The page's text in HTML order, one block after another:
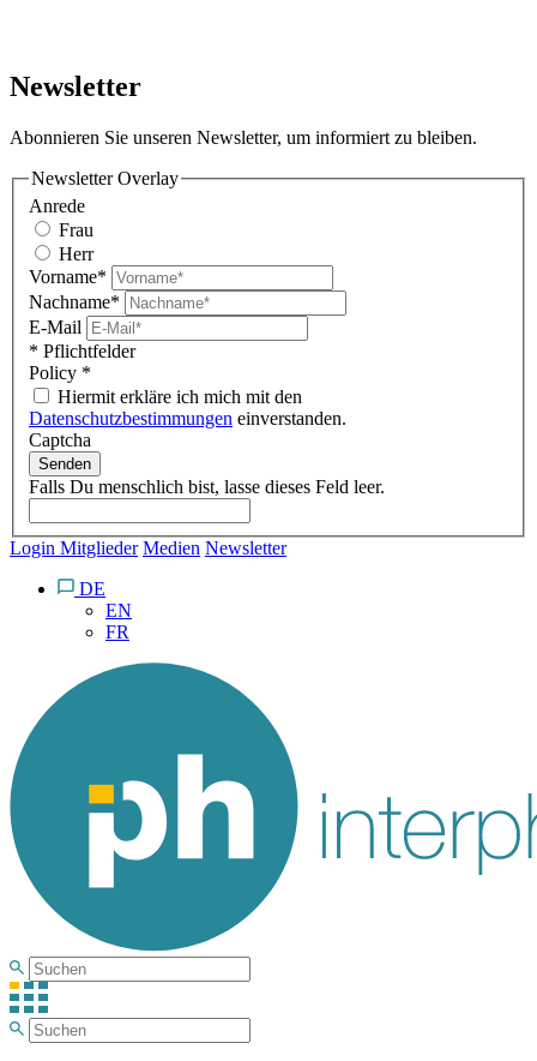
Newsletter
Abonnieren Sie unseren Newsletter, um informiert zu bleiben.
Newsletter Overlay
Anrede
Frau
Herr
Vorname*
Nachname*
E-Mail
* Pflichtfelder
Policy *
Hiermit erkläre ich mich mit den
Datenschutzbestimmungen einverstanden.
Captcha
Senden
Falls Du menschlich bist, lasse dieses Feld leer.
Login Mitglieder Medien Newsletter
DE
EN
FR